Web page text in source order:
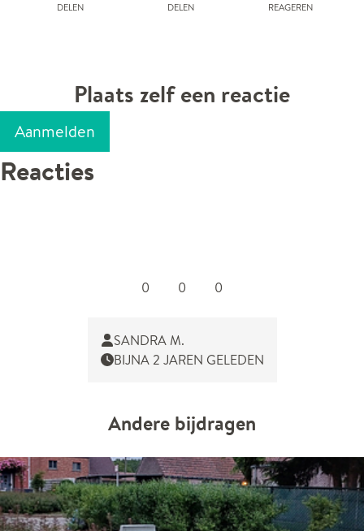
delen delen reageren
Plaats zelf een reactie
Aanmelden
Reacties
0 0 0
SANDRA M.
BIJNA 2 JAREN GELEDEN
Andere bijdragen